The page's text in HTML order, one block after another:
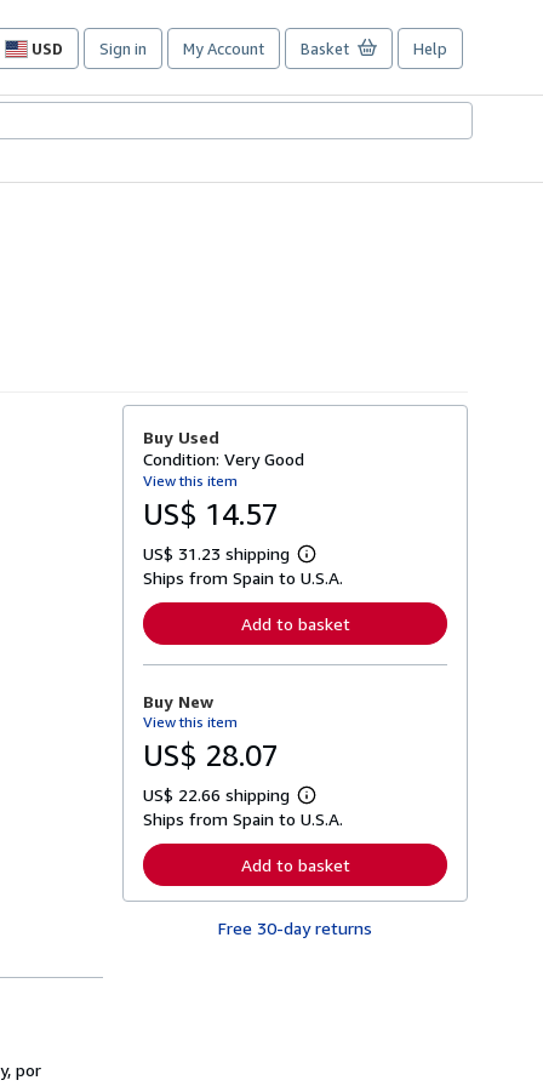
USD
Site
preferences
Sign in My Account Basket Help
por
Buy Used
Condition: Very Good
View this item
US$ 14.57
US$ 31.23 shipping
L
e
n
o
t
s
p
p
i
n
g
Ships from Spain to U.S.A.
Add to basket
Buy New
View this item
US$ 28.07
US$ 22.66 shipping
L
e
n
r
Ships from Spain to U.S.A.
Add to basket
Free 30-day returns